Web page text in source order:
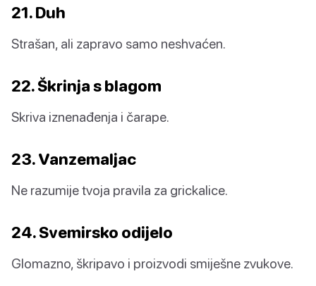
21. Duh
Strašan, ali zapravo samo neshvaćen.
22. Škrinja s blagom
Skriva iznenađenja i čarape.
23. Vanzemaljac
Ne razumije tvoja pravila za grickalice.
24. Svemirsko odijelo
Glomazno, škripavo i proizvodi smiješne zvukove.